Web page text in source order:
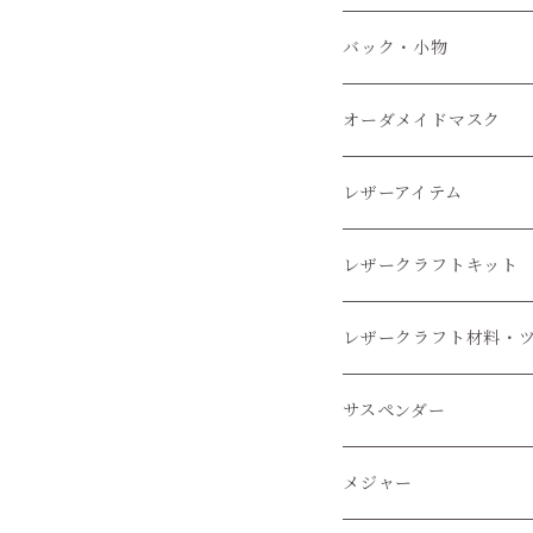
小物
バック・小物
オーダメイドマスク
レザーアイテム
レザークラフトキット
レザークラフト材料・
レザークラフトツール
レザークラフト材料
サスペンダー
メジャー